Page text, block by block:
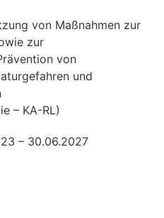
von Maßnahmen zur
zur
von
und
– KA-RL)
– 30.06.2027